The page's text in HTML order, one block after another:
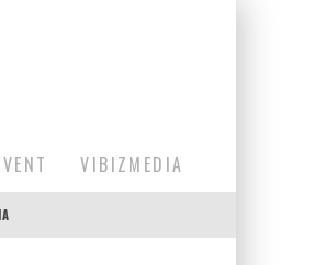
VIBIZMEDIA